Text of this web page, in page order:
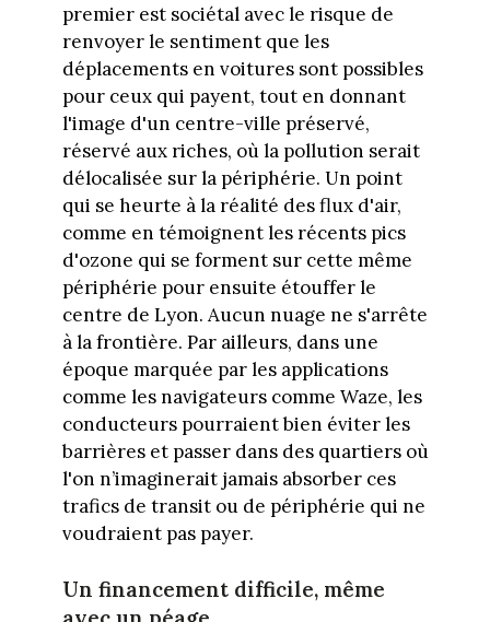
premier est sociétal avec le risque de
renvoyer le sentiment que les
déplacements en voitures sont possibles
pour ceux qui payent, tout en donnant
l'image d'un centre-ville préservé,
réservé aux riches, où la pollution serait
délocalisée sur la périphérie. Un point
qui se heurte à la réalité des flux d'air,
comme en témoignent les récents pics
d'ozone qui se forment sur cette même
périphérie pour ensuite étouffer le
centre de Lyon. Aucun nuage ne s'arrête
à la frontière. Par ailleurs, dans une
époque marquée par les applications
comme les navigateurs comme Waze, les
conducteurs pourraient bien éviter les
barrières et passer dans des quartiers où
l'on n’imaginerait jamais absorber ces
trafics de transit ou de périphérie qui ne
voudraient pas payer.
Un financement difficile, même